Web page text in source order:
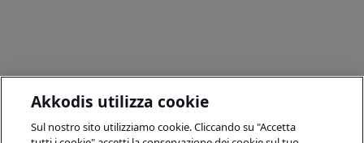
Akkodis utilizza cookie
Sul nostro sito utilizziamo cookie. Cliccando su "Accetta